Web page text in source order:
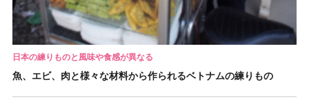
日本の練りものと風味や食感が異なる
魚、エビ、肉と様々な材料から作られるベトナムの練りもの